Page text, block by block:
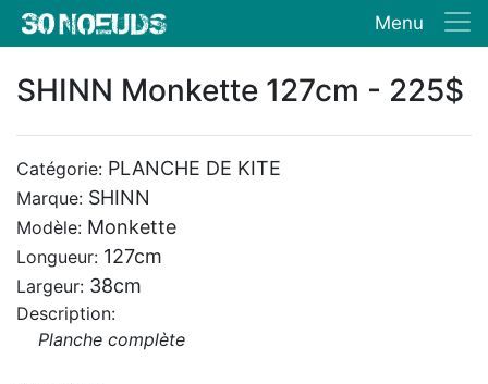
Menu
SHINN Monkette 127cm - 225$
Catégorie: PLANCHE DE KITE
Marque: SHINN
Modèle: Monkette
Longueur: 127cm
Largeur: 38cm
Description:
Planche complète